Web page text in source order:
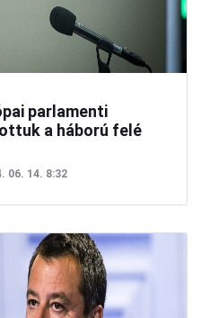
parlamenti
a háború felé
06. 14. 8:32